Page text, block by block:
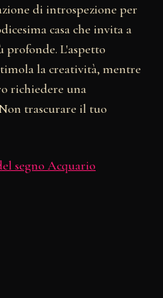
di introspezione per
casa che invita a
L'aspetto
la creatività, mentre
richiedere una
trascurare il tuo
segno Acquario